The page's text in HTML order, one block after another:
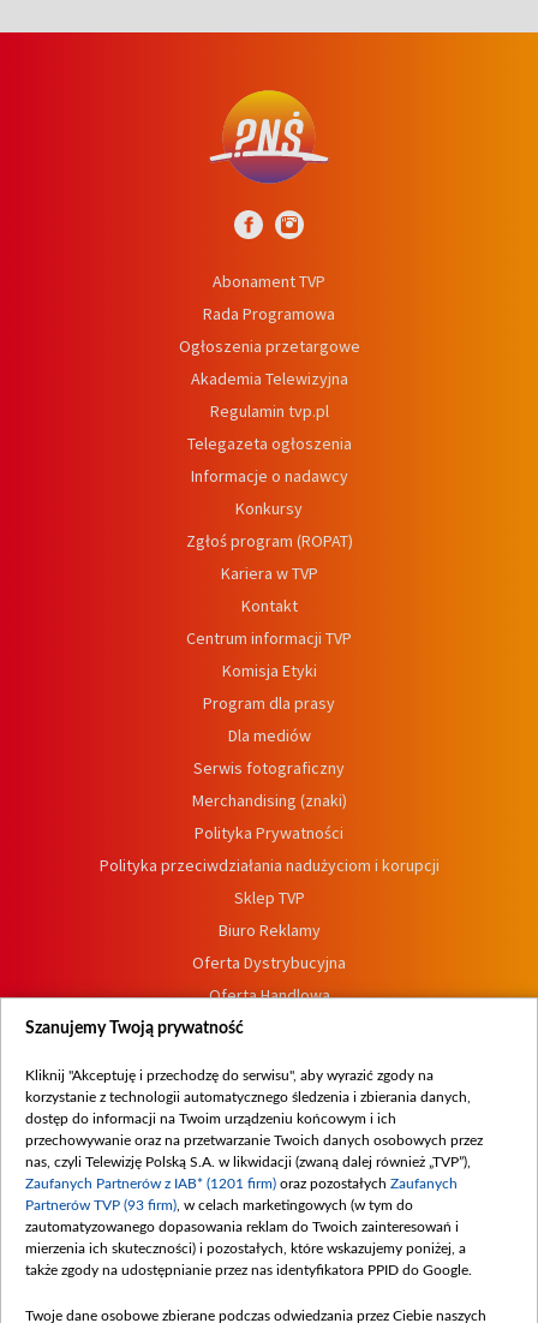
Abonament TVP
Rada Programowa
Ogłoszenia przetargowe
Akademia Telewizyjna
Regulamin tvp.pl
Telegazeta ogłoszenia
Informacje o nadawcy
Konkursy
Zgłoś program (ROPAT)
Kariera w TVP
Kontakt
Centrum informacji TVP
Komisja Etyki
Program dla prasy
Dla mediów
Serwis fotograficzny
Merchandising (znaki)
Polityka Prywatności
Polityka przeciwdziałania nadużyciom i korupcji
Sklep TVP
Biuro Reklamy
Oferta Dystrybucyjna
Oferta Handlowa
Dostępność
Procedura zgłoszeń wewnętrznych
Szanujemy Twoją prywatność
Kliknij "Akceptuję i przechodzę do serwisu", aby wyrazić zgody na
korzystanie z technologii automatycznego śledzenia i zbierania danych,
dostęp do informacji na Twoim urządzeniu końcowym i ich
przechowywanie oraz na przetwarzanie Twoich danych osobowych przez
nas, czyli Telewizję Polską S.A. w likwidacji (zwaną dalej również „TVP”),
Zaufanych Partnerów z IAB* (1201 firm) oraz pozostałych Zaufanych
Partnerów TVP (93 firm) , w celach marketingowych (w tym do
zautomatyzowanego dopasowania reklam do Twoich zainteresowań i
mierzenia ich skuteczności) i pozostałych, które wskazujemy poniżej, a
także zgody na udostępnianie przez nas identyfikatora PPID do Google.
Twoje dane osobowe zbierane podczas odwiedzania przez Ciebie naszych